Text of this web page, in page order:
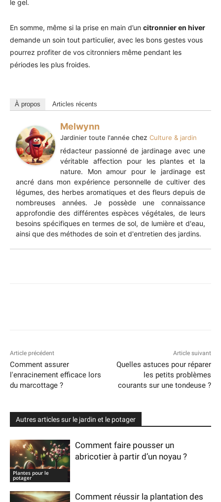
le gel.
En somme, même si la prise en main d’un citronnier en hiver
demande un soin tout particulier, avec les bons gestes vous
pourrez profiter de vos citronniers même pendant les
périodes les plus froides.
À propos Articles récents
Melwynn
Jardinier toute l'année chez Culture & jardin
rédacteur passionné de jardinage avec une
véritable affection pour les plantes et la
nature. Mon amour pour le jardinage est
ancré dans mon expérience personnelle de cultiver des
légumes, des herbes aromatiques et des fleurs depuis de
nombreuses années. Je possède une connaissance
approfondie des différentes espèces végétales, de leurs
besoins spécifiques en termes de sol, de lumière et d'eau,
ainsi que des méthodes de soin et d'entretien des jardins.
Article précédent
Comment assurer
l'enracinement efficace lors
du marcottage ?
Article suivant
Quelles astuces pour réparer
les petits problèmes
courants sur une tondeuse ?
Autres articles sur le jardin et le potager
Plantes pour le
potager
Comment faire pousser un
abricotier à partir d’un noyau ?
Comment réussir la plantation des